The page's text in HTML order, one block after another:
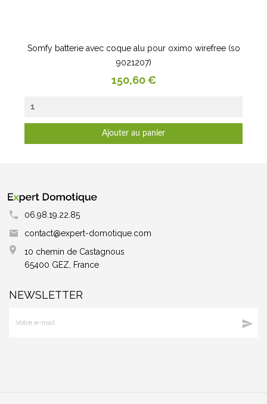
Somfy batterie avec coque alu pour oximo wirefree (so
9021207)
Prix
150,60 €
Ajouter au panier
06.98.19.22.85
contact@expert-domotique.com
10 chemin de Castagnous
65400 GEZ, France
NEWSLETTER
